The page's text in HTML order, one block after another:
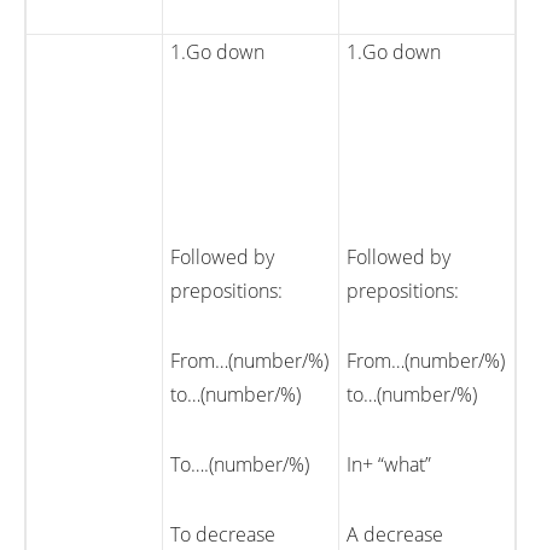
1.Go down
Followed by
prepositions:
From…(number/%)
to…(number/%)
To….(number/%)
To decrease
1.Go down
Followed by
prepositions:
From…(number/%)
to…(number/%)
In+ “what”
A decrease